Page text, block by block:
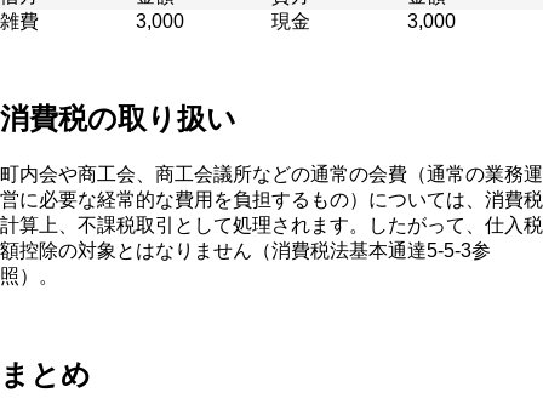
雑費
3,000 現金 3,000
消費税の取り扱い
町内会や商工会、商工会議所などの通常の会費（通常の業務運
営に必要な経常的な費用を負担するもの）については、消費税
計算上、不課税取引として処理されます。したがって、仕入税
額控除の対象とはなりません（消費税法基本通達5-5-3参
照）。
まとめ